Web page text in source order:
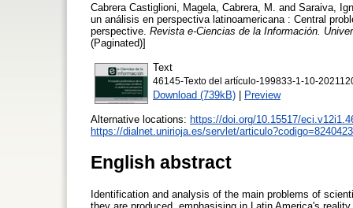
Cabrera Castiglioni, Magela, Cabrera, M. and Saraiva,
un análisis en perspectiva latinoamericana : Central
perspective. Revista e-Ciencias de la Información.
(Paginated)]
Text
46145-Texto del artículo-199833-1-10-
Download (739kB) | Preview
Alternative locations: https://doi.org/10.15517/
https://dialnet.unirioja.es/servlet/articulo?codigo=8240423
English abstract
Identification and analysis of the main problems of